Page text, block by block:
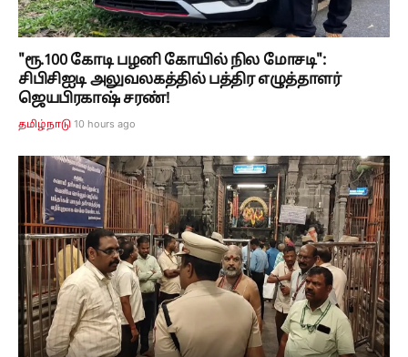
"ரூ.100 கோடி பழனி கோயில் நில மோசடி":
சிபிசிஐடி அலுவலகத்தில் பத்திர எழுத்தாளர்
ஜெயபிரகாஷ் சரண்!
தமிழ்நாடு 10 hours ago